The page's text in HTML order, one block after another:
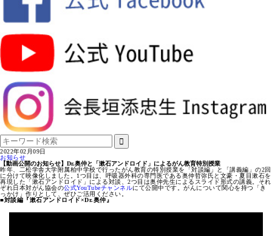
2022年02月09日
お知らせ
【動画公開のお知らせ】Dr.奥仲と「漱石アンドロイド」によるがん教育特別授業
昨年、二松学舎大学附属柏中学校で行ったがん教育の特別授業を「対談編」と「講義編」の2回
に分けて映像化しました。1つ目は、呼吸器外科の専門医である奥仲哲弥氏と文豪・夏目漱石を
再現した「漱石アンドロイド」による対談、2つ目は奥仲先生によるスライド形式の講義。それ
ぞれ日本対がん協会の公式YouTubeチャンネルにて公開中です。がんについて関心を持つ「き
っかけ」作りとして、ぜひご活用ください。
■対談編『漱石アンドロイド×Dr.奥仲』